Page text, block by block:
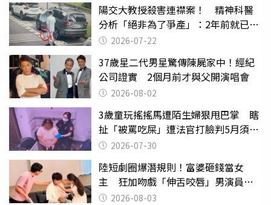
陽交大教授殺害連襟案！ 精神科醫
分析「絕非為了爭產」：2年前就已言
行詭異
2026-07-22
37歲星二代男星驚傳陳屍家中！經紀
公司證實 2個月前才與父開演唱會
2026-08-02
3歲童玩搖搖馬遭陌生婦狠甩巴掌 瞎
扯「被罵吃屎」遭法官打臉判5月須入
監 2026-07-30
陸短劇圈爆潛規則！富婆砸錢當女
主 狂加吻戲「伸舌咬唇」男演員崩
潰 2026-08-03